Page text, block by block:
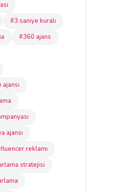
#3 saniye kuralı
#360 ajans
ajansı
reklamı
stratejisi